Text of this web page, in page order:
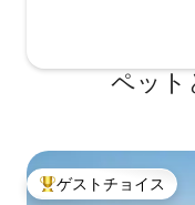
ペット
大好評のゲストチョイ
ゲストチョイス